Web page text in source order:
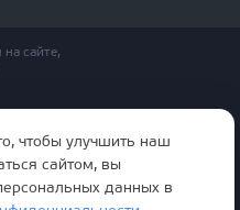
на сайте,
дверей
данных
чтобы улучшить наш
сайтом, вы
данных в